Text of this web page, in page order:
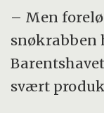
siste
– Men
snøkrabben
svært